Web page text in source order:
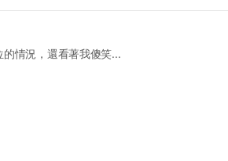
情況，還看著我傻笑...